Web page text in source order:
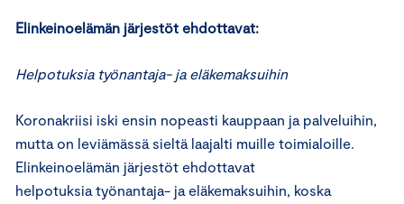
Elinkeinoelämän järjestöt ehdottavat:
Helpotuksia työnantaja- ja eläkemaksuihin
Koronakriisi iski ensin nopeasti kauppaan ja palveluihin,
mutta on leviämässä sieltä laajalti muille toimialoille.
Elinkeinoelämän järjestöt ehdottavat
helpotuksia työnantaja- ja eläkemaksuihin, koska